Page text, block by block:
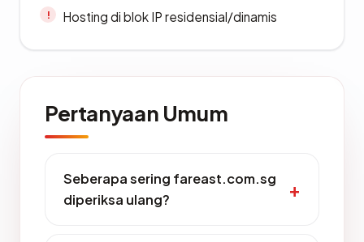
Hosting di blok IP residensial/dinamis
Pertanyaan Umum
Seberapa sering fareast.com.sg
diperiksa ulang?